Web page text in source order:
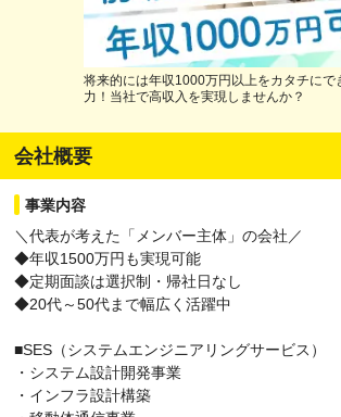
将来的には年収1000万円以上をカタチにで
力！当社で高収入を実現しませんか？
会社概要
事業内容
＼代表が考えた「メンバー主体」の会社／
◆年収1500万円も実現可能
◆定期面談は選択制・帰社日なし
◆20代～50代まで幅広く活躍中
■SES（システムエンジニアリングサービス）
・システム設計開発事業
・インフラ設計構築